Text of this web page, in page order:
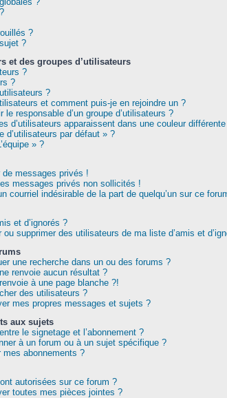
?
?
et des groupes d’utilisateurs
?
?
?
et comment puis-je en rejoindre un ?
le responsable d’un groupe d’utilisateurs ?
d’utilisateurs apparaissent dans une couleur
d’utilisateurs par défaut » ?
» ?
messages privés !
messages privés non sollicités !
courriel indésirable de la part de quelqu’un sur ce
et d’ignorés ?
supprimer des utilisateurs de ma liste d’amis et
une recherche dans un ou des forums ?
renvoie aucun résultat ?
à une page blanche ?!
des utilisateurs ?
mes propres messages et sujets ?
aux sujets
le signetage et l’abonnement ?
à un forum ou à un sujet spécifique ?
mes abonnements ?
autorisées sur ce forum ?
toutes mes pièces jointes ?